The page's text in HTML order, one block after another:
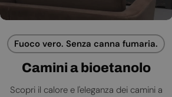
Fuoco vero. Senza canna fumaria.
Camini a bioetanolo
Scopri il calore e l'eleganza dei camini a